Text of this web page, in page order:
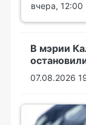
вчера, 12:00
В мэрии
07.08.2026